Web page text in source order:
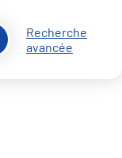
Recherche
avancée